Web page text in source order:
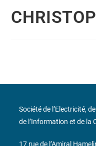
Société de l’Electricité,
de l’Information et de la
17 rue de l’Amiral